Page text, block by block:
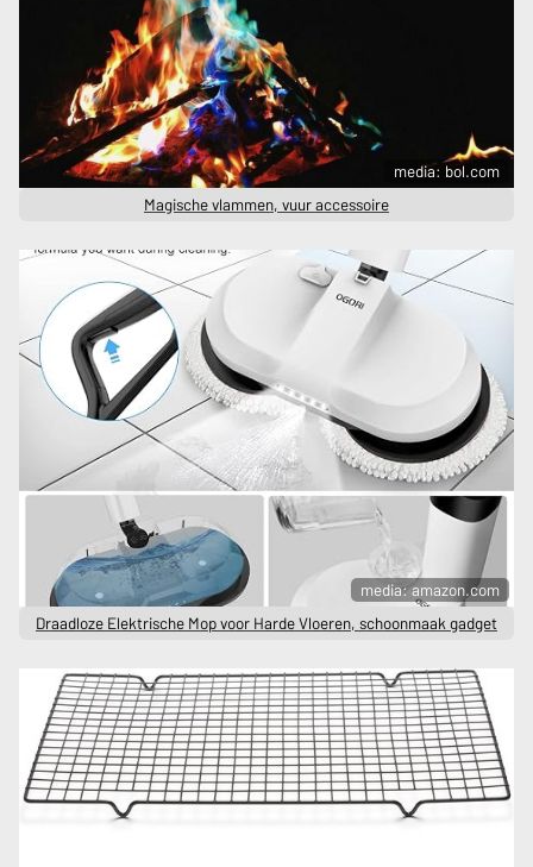
media: bol.com
Magische vlammen, vuur accessoire
media: amazon.com
Draadloze Elektrische Mop voor Harde Vloeren, schoonmaak gadget